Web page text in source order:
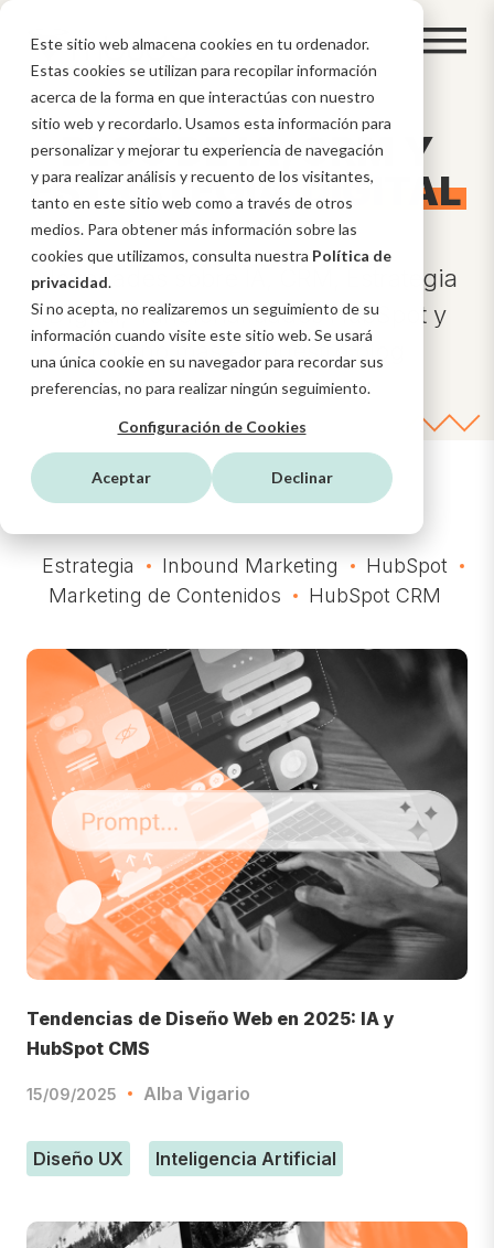
Este sitio web almacena cookies en tu ordenador.
Estas cookies se utilizan para recopilar información
acerca de la forma en que interactúas con nuestro
sitio web y recordarlo. Usamos esta información para
personalizar y mejorar tu experiencia de navegación
y para realizar análisis y recuento de los visitantes,
tanto en este sitio web como a través de otros
medios. Para obtener más información sobre las
cookies que utilizamos, consulta nuestra Política de
privacidad.
Si no acepta, no realizaremos un seguimiento de su
información cuando visite este sitio web. Se usará
una única cookie en su navegador para recordar sus
preferencias, no para realizar ningún seguimiento.
Configuración de Cookies
Aceptar Declinar
BLOG DE IA, CRM Y
ESTRATEGIADIGITAL
Novedades sobre IA, CRM, Estrategia
Digital, funcionalidades HubSpot y
mucho más en nuestro blog
Estrategia Inbound Marketing
HubSpot
Marketing de Contenidos
HubSpot CRM
Tendencias de Diseño Web en 2025: IA y
HubSpot CMS
15/09/2025 Alba Vigario
Diseño UX Inteligencia Artificial